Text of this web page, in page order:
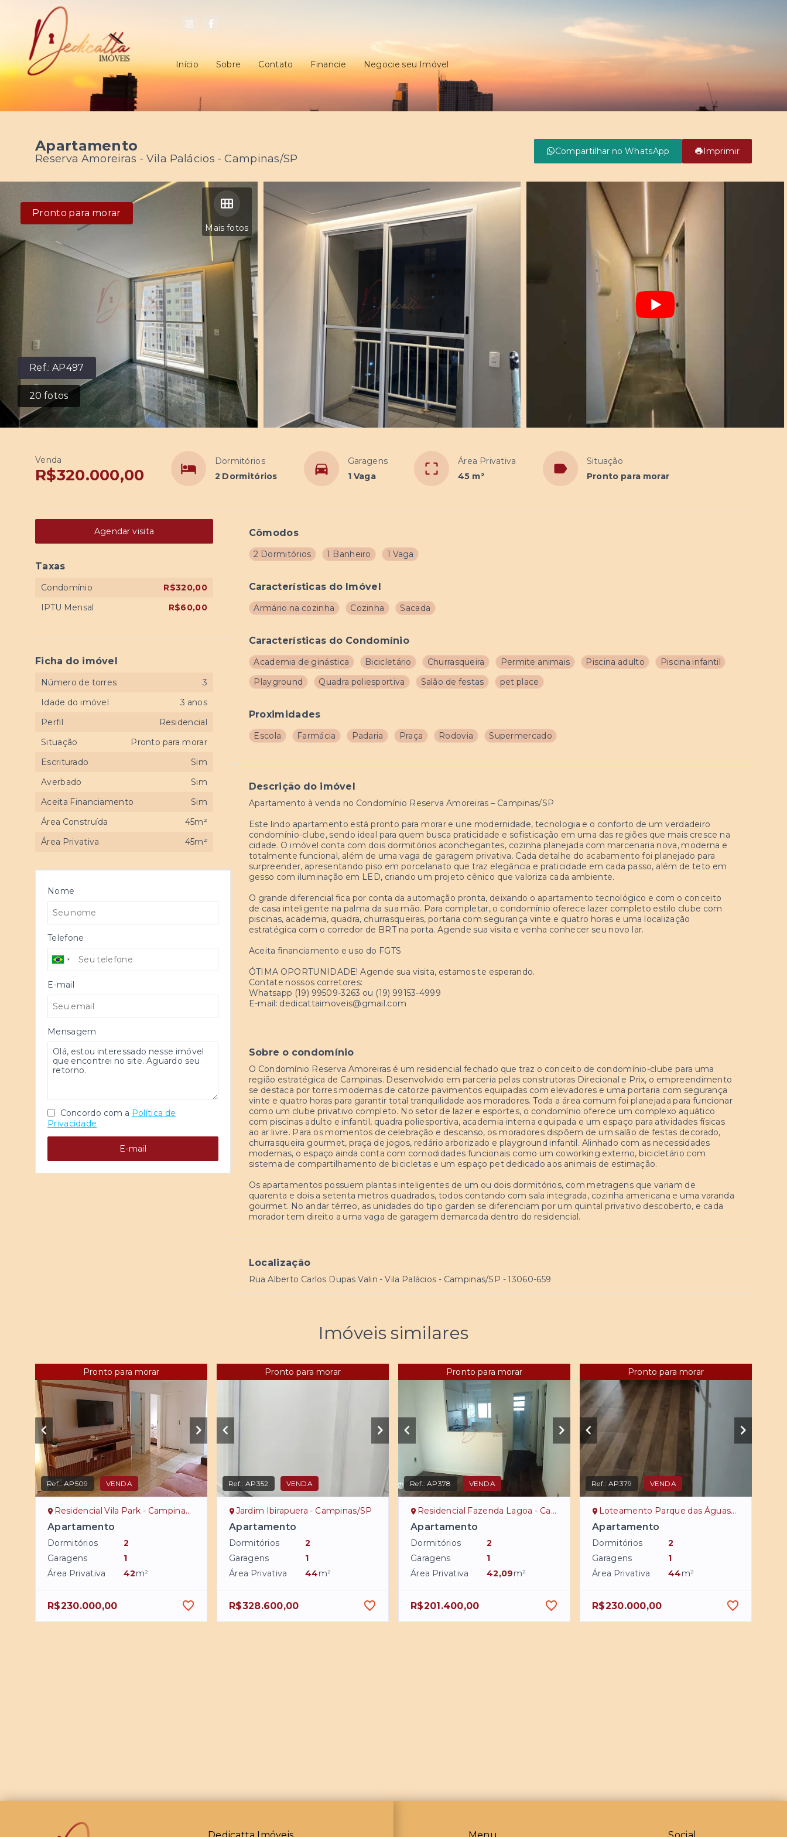
Início Sobre Contato Financie Negocie seu Imóvel
Apartamento
Reserva Amoreiras - Vila Palácios - Campinas/SP
Compartilhar no WhatsApp Imprimir
Ref.:AP497
20 fotos
Mais fotos
Pronto para morar
Venda
R$320.000,00
Dormitórios
2 Dormitórios
Garagens
1 Vaga
Área Privativa
45 m²
Situação
Pronto para morar
Cômodos
2 Dormitórios 1 Banheiro 1 Vaga
Características do Imóvel
Armário na cozinha Cozinha Sacada
Características do Condomínio
Academia de ginástica Bicicletário Churrasqueira Permite animais Piscina adulto
Piscina infantil
Playground
Quadra poliesportiva Salão de festas pet place
Proximidades
Escola Farmácia Padaria Praça Rodovia Supermercado
Descrição do imóvel
Apartamento à venda no Condomínio Reserva Amoreiras – Campinas/SP
Este lindo apartamento está pronto para morar e une modernidade, tecnologia e o conforto de um verdadeiro
condomínio-clube, sendo ideal para quem busca praticidade e sofisticação em uma das regiões que mais cresce na
cidade. O imóvel conta com dois dormitórios aconchegantes, cozinha planejada com marcenaria nova, moderna e
totalmente funcional, além de uma vaga de garagem privativa. Cada detalhe do acabamento foi planejado para
surpreender, apresentando piso em porcelanato que traz elegância e praticidade em cada passo, além de teto em
gesso com iluminação em LED, criando um projeto cênico que valoriza cada ambiente.
O grande diferencial fica por conta da automação pronta, deixando o apartamento tecnológico e com o conceito
de casa inteligente na palma da sua mão. Para completar, o condomínio oferece lazer completo estilo clube com
piscinas, academia, quadra, churrasqueiras, portaria com segurança vinte e quatro horas e uma localização
estratégica com o corredor de BRT na porta. Agende sua visita e venha conhecer seu novo lar.
Aceita financiamento e uso do FGTS
ÓTIMA OPORTUNIDADE! Agende sua visita, estamos te esperando.
Contate nossos corretores:
Whatsapp (19) 99509-3263 ou (19) 99153-4999
E-mail: dedicattaimoveis@gmail.com
Sobre o condomínio
O Condomínio Reserva Amoreiras é um residencial fechado que traz o conceito de condomínio-clube para uma
região estratégica de Campinas. Desenvolvido em parceria pelas construtoras Direcional e Prix, o empreendimento
se destaca por torres modernas de catorze pavimentos equipadas com elevadores e uma portaria com segurança
vinte e quatro horas para garantir total tranquilidade aos moradores. Toda a área comum foi planejada para funcionar
como um clube privativo completo. No setor de lazer e esportes, o condomínio oferece um complexo aquático
com piscinas adulto e infantil, quadra poliesportiva, academia interna equipada e um espaço para atividades físicas
ao ar livre. Para os momentos de celebração e descanso, os moradores dispõem de um salão de festas decorado,
churrasqueira gourmet, praça de jogos, redário arborizado e playground infantil. Alinhado com as necessidades
modernas, o espaço ainda conta com comodidades funcionais como um coworking externo, bicicletário com
sistema de compartilhamento de bicicletas e um espaço pet dedicado aos animais de estimação.
Os apartamentos possuem plantas inteligentes de um ou dois dormitórios, com metragens que variam de
quarenta e dois a setenta metros quadrados, todos contando com sala integrada, cozinha americana e uma varanda
gourmet. No andar térreo, as unidades do tipo garden se diferenciam por um quintal privativo descoberto, e cada
morador tem direito a uma vaga de garagem demarcada dentro do residencial.
Localização
Rua Alberto Carlos Dupas Valin - Vila Palácios - Campinas/SP - 13060-659
Agendar visita
Taxas
Condomínio
R$320,00
IPTU Mensal
R$60,00
Ficha do imóvel
Número de torres
3
Idade do imóvel
3 anos
Perfil
Residencial
Situação
Pronto para morar
Escriturado
Sim
Averbado
Sim
Aceita Financiamento
Sim
Área Construída
45m²
Área Privativa
45m²
Nome
Telefone
E-mail
Mensagem
Concordo com a Política de
Privacidade
E-mail
Imóveis similares
Pronto para morar
Ref.:AP509 VENDA
Residencial Vila Park - Campinas/SP
Apartamento
Dormitórios
2
Garagens
1
Área Privativa
42m²
R$230.000,00
Pronto para morar
Ref.:AP352 VENDA
Jardim Ibirapuera - Campinas/SP
Apartamento
Dormitórios
2
Garagens
1
Área Privativa
44m²
R$328.600,00
Pronto para morar
Ref.:AP378 VENDA
Residencial Fazenda Lagoa - Campinas/SP
Apartamento
Dormitórios
2
Garagens
1
Área Privativa
42,09m²
R$201.400,00
Pronto para morar
Ref.:AP379 VENDA
Loteamento Parque das Águas - Campinas/SP
Apartamento
Dormitórios
2
Garagens
1
Área Privativa
44m²
R$230.000,00